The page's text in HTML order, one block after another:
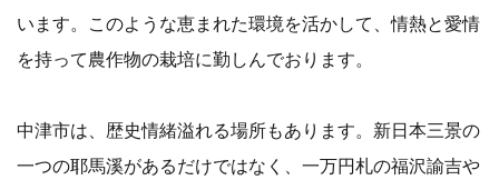
います。このような恵まれた環境を活かして、情熱と愛情
を持って農作物の栽培に勤しんでおります。
中津市は、歴史情緒溢れる場所もあります。新日本三景の
一つの耶馬溪があるだけではなく、一万円札の福沢諭吉や